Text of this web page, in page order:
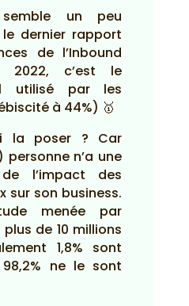
un peu
dernier rapport
de l’Inbound
2022, c’est le
utilisé par les
à 44%) 🥇
la poser ? Car
n’a une
l’impact des
sur son business.
menée par
de 10 millions
1,8% sont
ne le sont